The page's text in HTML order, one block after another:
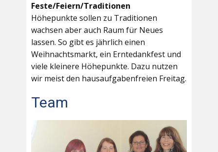
Feste/Feiern/Traditionen
Höhepunkte sollen zu Traditionen
wachsen aber auch Raum für Neues
lassen. So gibt es jährlich einen
Weihnachtsmarkt, ein Erntedankfest und
viele kleinere Höhepunkte. Dazu nutzen
wir meist den hausaufgabenfreien Freitag.
Team